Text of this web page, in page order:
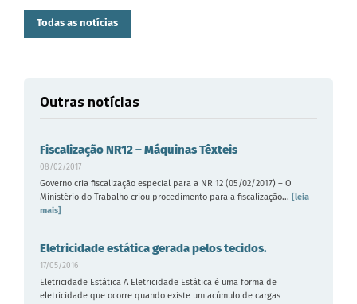
Todas as notícias
Outras notícias
Fiscalização NR12 – Máquinas Têxteis
08/02/2017
Governo cria fiscalização especial para a NR 12 (05/02/2017) – O
Ministério do Trabalho criou procedimento para a fiscalização... [leia
mais]
Eletricidade estática gerada pelos tecidos.
17/05/2016
Eletricidade Estática A Eletricidade Estática é uma forma de
eletricidade que ocorre quando existe um acúmulo de cargas